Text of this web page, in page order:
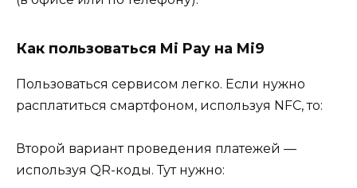
Как пользоваться Mi Pay на Mi9
Пользоваться сервисом легко. Если нужно
расплатиться смартфоном, используя NFC, то:
Второй вариант проведения платежей —
используя QR-коды. Тут нужно: